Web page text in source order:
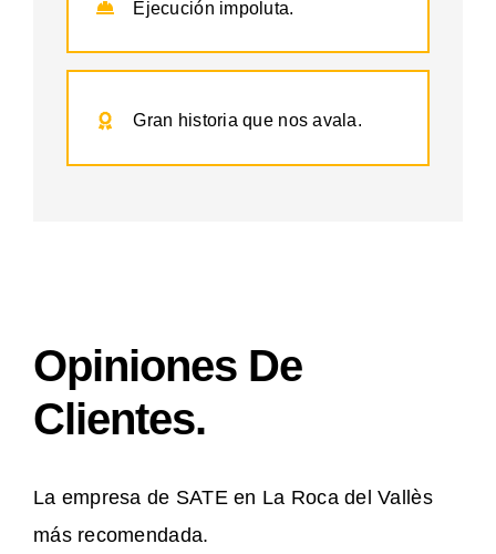
Ejecución impoluta.
Gran historia que nos avala.
Opiniones De
Clientes.
La empresa de SATE en La Roca del Vallès
más recomendada.